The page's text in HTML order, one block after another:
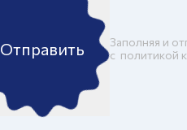
Отправить
Заполняя и
c политикой